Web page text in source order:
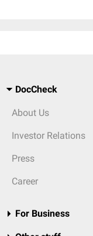
DocCheck
About Us
Investor Relations
Press
Career
For Business